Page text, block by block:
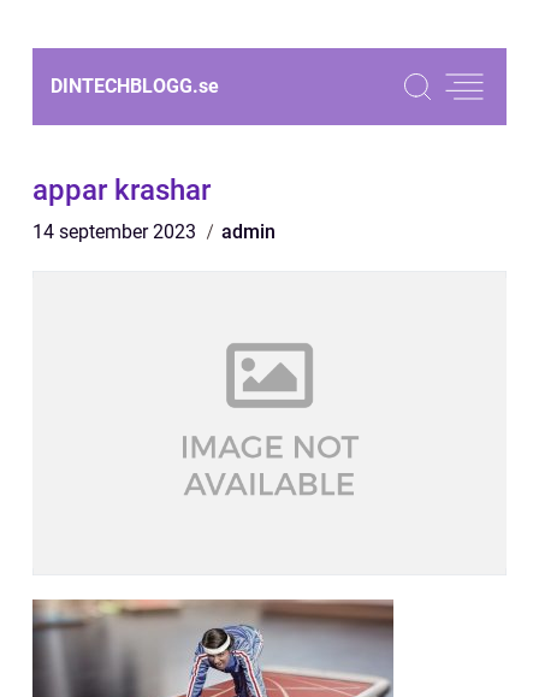
DINTECHBLOGG.se
appar krashar
14 september 2023 admin